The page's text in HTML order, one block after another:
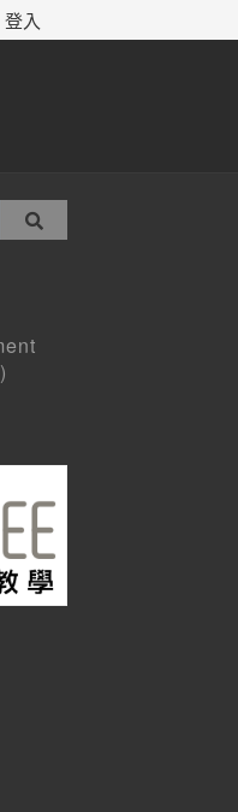
登入